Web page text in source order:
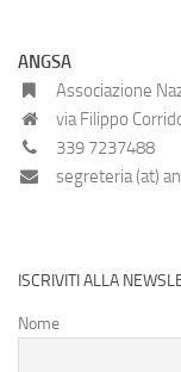
ANGSA
Associazione
via Filippo
339 7237488
segreteria (at)
ISCRIVITI ALLA
Nome